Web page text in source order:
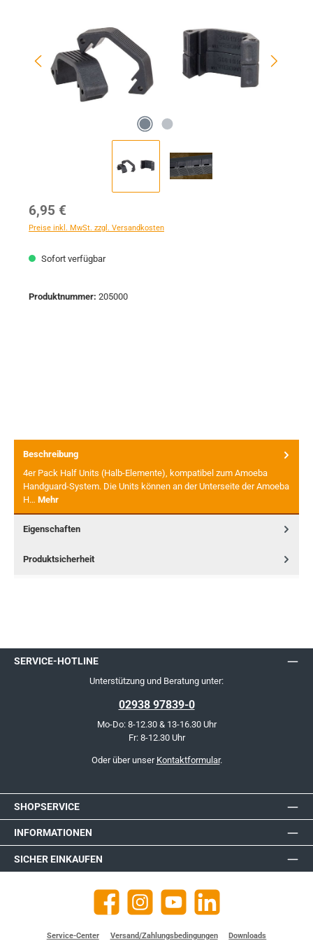
Regulärer Preis:
6,95 €
Preise inkl. MwSt. zzgl. Versandkosten
Sofort verfügbar
Produktnummer: 205000
Beschreibung
4er Pack Half Units (Halb-Elemente), kompatibel zum Amoeba
Handguard-System. Die Units können an der Unterseite der Amoeba
H… Mehr
Eigenschaften
Produktsicherheit
SERVICE-HOTLINE
Unterstützung und Beratung unter:
02938 97839-0
Mo-Do: 8-12.30 & 13-16.30 Uhr
Fr: 8-12.30 Uhr
Oder über unser Kontaktformular.
SHOPSERVICE
INFORMATIONEN
SICHER EINKAUFEN
Facebook Instagram YouTube https://de.linkedin.com/company/
Service-Center Versand/Zahlungsbedingungen Downloads